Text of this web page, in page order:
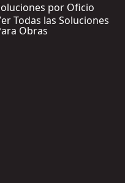
por Oficio
Todas las Soluciones
Obras